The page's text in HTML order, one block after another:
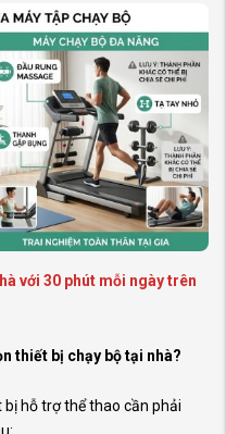
với 30 phút mỗi ngày trên
thiết bị chạy bộ tại nhà?
hỗ trợ thể thao cần phải